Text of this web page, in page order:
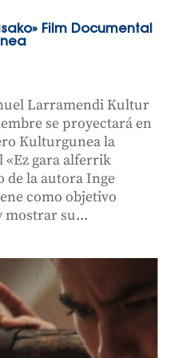
Film Documental
Larramendi Kultur
se proyectará en
Kulturgunea la
gara alferrik
de la autora Inge
como objetivo
mostrar su...